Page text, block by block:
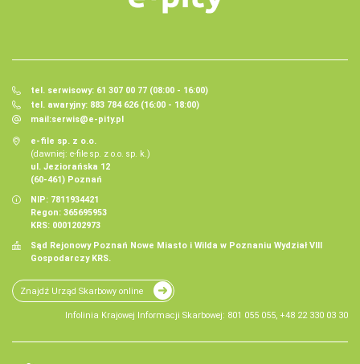
tel. serwisowy: 61 307 00 77 (08:00 - 16:00)
tel. awaryjny: 883 784 626 (16:00 - 18:00)
mail:serwis@e-pity.pl
e-file sp. z o.o.
(dawniej: e-file sp. z o.o. sp. k.)
ul. Jeziorańska 12
(60-461) Poznań
NIP: 7811934421
Regon: 365695953
KRS: 0001202973
Sąd Rejonowy Poznań Nowe Miasto i Wilda w Poznaniu Wydział VIII
Gospodarczy KRS.
Znajdź Urząd Skarbowy online
Infolinia Krajowej Informacji Skarbowej: 801 055 055, +48 22 330 03 30